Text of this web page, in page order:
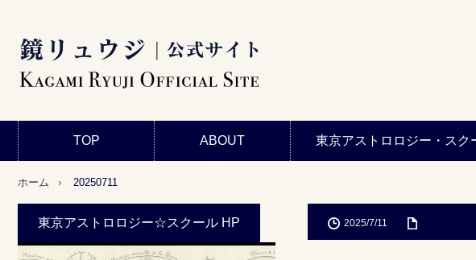
TOP ABOUT 東京アストロロジー・スク
ホーム 20250711
2025/7/11
東京アストロロジー☆スクール HP